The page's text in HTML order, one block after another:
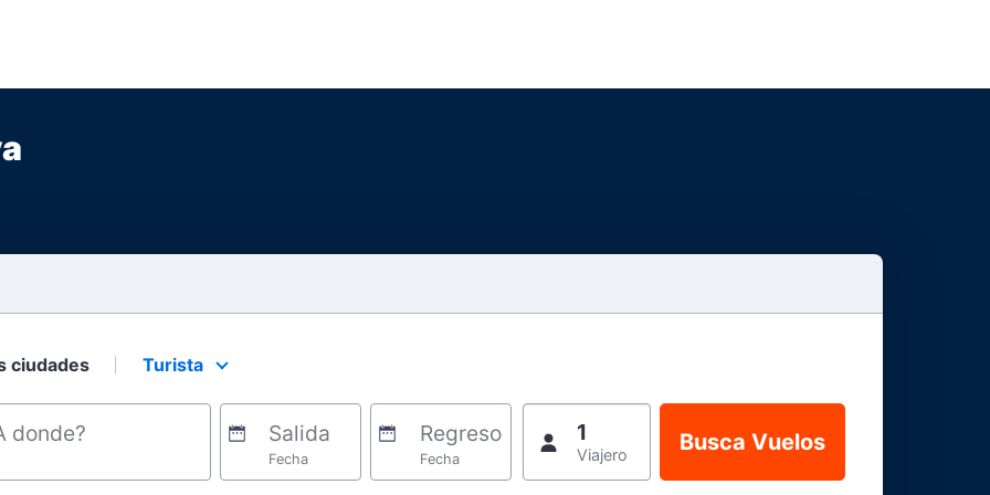
ciudades Select your preferred seating class.
Turista
donde? Salida
Fecha
Regreso
Fecha
1
Viajero